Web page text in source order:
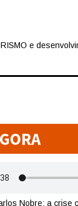
e
Nobre: a crise